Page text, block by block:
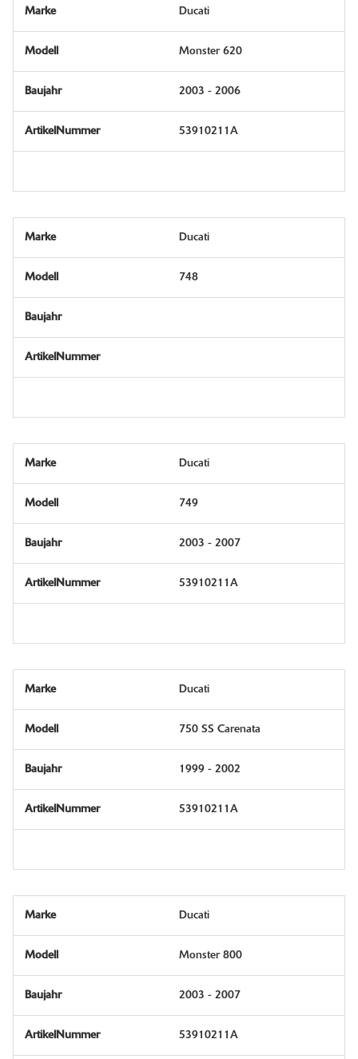
Ducati
Monster 620
2003 - 2006
53910211A
Ducati
748
Ducati
749
2003 - 2007
53910211A
Ducati
750 SS Carenata
1999 - 2002
53910211A
Ducati
Monster 800
2003 - 2007
53910211A